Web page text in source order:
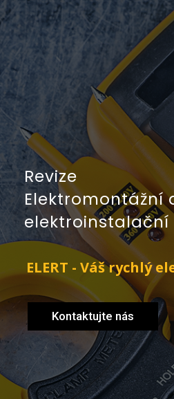
Revize
Elektromontážní
elektroinstalační
ELERT - Váš rychlý
Kontaktujte nás